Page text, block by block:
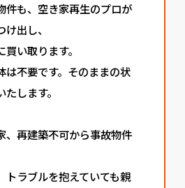
件も、空き家再生のプロが
出し、
い取ります。
は不要です。そのままの状
します。
、再建築不可から事故物件
トラブルを抱えていても親